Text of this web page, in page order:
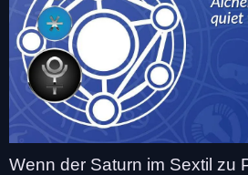
Wenn der Saturn im Sextil zu